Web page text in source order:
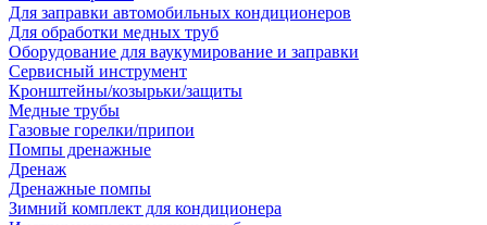
Для заправки автомобильных кондиционеров
Для обработки медных труб
Оборудование для ваукумирование и заправки
Сервисный инструмент
Кронштейны/козырьки/защиты
Медные трубы
Газовые горелки/припои
Помпы дренажные
Дренаж
Дренажные помпы
Зимний комплект для кондиционера